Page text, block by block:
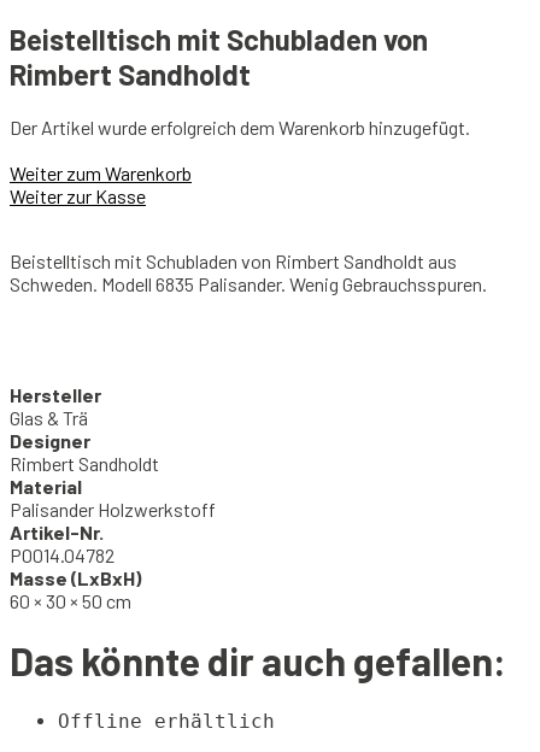
Beistelltisch mit Schubladen von
Rimbert Sandholdt
Der Artikel wurde erfolgreich dem Warenkorb hinzugefügt.
Weiter zum Warenkorb
Weiter zur Kasse
Beistelltisch mit Schubladen von Rimbert Sandholdt aus
Schweden. Modell 6835 Palisander. Wenig Gebrauchsspuren.
Hersteller
Glas & Trä
Designer
Rimbert Sandholdt
Material
Palisander Holzwerkstoff
Artikel-Nr.
P0014.04782
Masse (LxBxH)
60 × 30 × 50 cm
Das könnte dir auch gefallen:
Offline erhältlich